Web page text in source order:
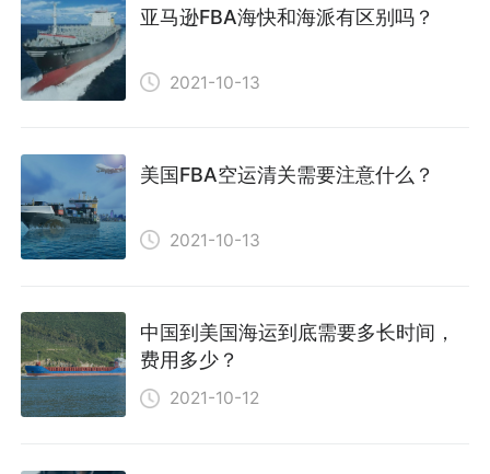
亚马逊FBA海快和海派有区别吗？
2021-10-13
美国FBA空运清关需要注意什么？
2021-10-13
中国到美国海运到底需要多长时间，
费用多少？
2021-10-12